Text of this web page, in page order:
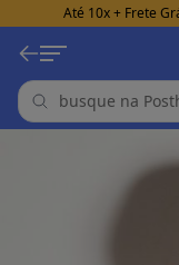
Até 10x + Frete